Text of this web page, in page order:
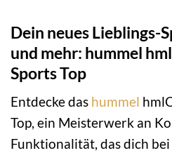
Dein neues Lieblings-
und mehr: hummel
Sports Top
Entdecke das hummel
Top, ein Meisterwerk an
Funktionalität, das dich bei